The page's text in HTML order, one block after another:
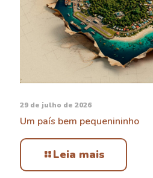
29 de julho de 2026
Um país bem pequenininho
Leia mais